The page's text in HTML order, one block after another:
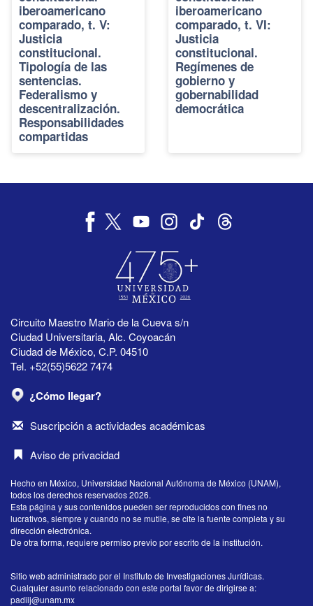
iberoamericano
comparado, t. V:
Justicia
constitucional.
Tipología de las
sentencias.
Federalismo y
descentralización.
Responsabilidades
compartidas
iberoamericano
comparado, t. VI:
Justicia
constitucional.
Regímenes de
gobierno y
gobernabilidad
democrática
Circuito Maestro Mario de la Cueva s/n
Ciudad Universitaria, Alc. Coyoacán
Ciudad de México, C.P. 04510
Tel. +52(55)5622 7474
¿Cómo llegar?
Suscripción a actividades académicas
Aviso de privacidad
Hecho en México, Universidad Nacional Autónoma de México (UNAM),
todos los derechos reservados 2026.
Esta página y sus contenidos pueden ser reproducidos con fines no
lucrativos, siempre y cuando no se mutile, se cite la fuente completa y su
dirección electrónica.
De otra forma, requiere permiso previo por escrito de la institución.
Sitio web administrado por el Instituto de Investigaciones Jurídicas.
Cualquier asunto relacionado con este portal favor de dirigirse a:
padiij@unam.mx